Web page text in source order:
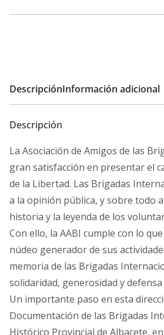
Internacionales
DescripciónInformación adicional
Descripción
La Asociación de Amigos de las
gran satisfacción en presentar el
de la Libertad. Las Brigadas
a la opinión pública, y sobre todo
historia y la leyenda de los
Con ello, la AABI cumple con lo
núdeo generador de sus
memoria de las Brigadas
solidaridad, generosidad y
Un importante paso en esta
Documentación de las Brigadas
Histórico Provincial de Albacete,